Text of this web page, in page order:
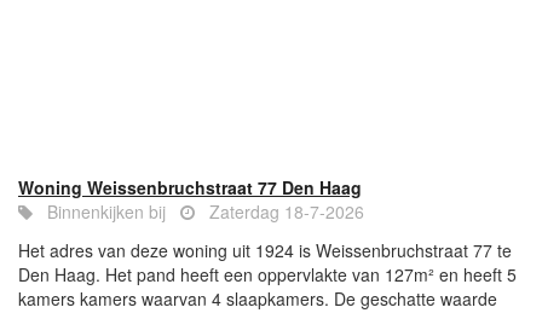
Woning Weissenbruchstraat 77 Den Haag
Binnenkijken bij
Zaterdag 18-7-2026
Het adres van deze woning uit 1924 is Weissenbruchstraat 77 te
Den Haag. Het pand heeft een oppervlakte van 127m² en heeft 5
kamers kamers waarvan 4 slaapkamers. De geschatte waarde